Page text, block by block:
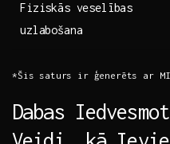
Fiziskās veselības
uzlabošana
*Šis saturs ir ģenerēts‍ ar
Dabas